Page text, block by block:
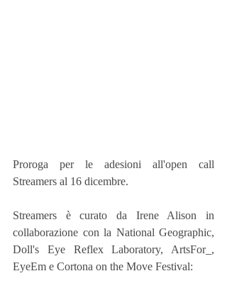
Proroga per le adesioni all'open call
Streamers al 16 dicembre.
Streamers è curato da Irene Alison in
collaborazione con la National Geographic,
Doll's Eye Reflex Laboratory, ArtsFor_,
EyeEm e Cortona on the Move Festival: